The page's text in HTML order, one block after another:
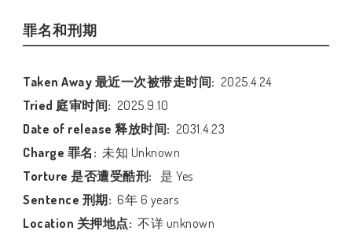
罪名和刑期
Taken Away 最近一次被带走时间: 2025.4.24
Tried 庭审时间: 2025.9.10
Date of release 释放时间: 2031.4.23
Charge 罪名: 未知 Unknown
Torture 是否遭受酷刑:
是 Yes
Sentence 刑期: 6年 6 years
Location 关押地点: 不详 unknown